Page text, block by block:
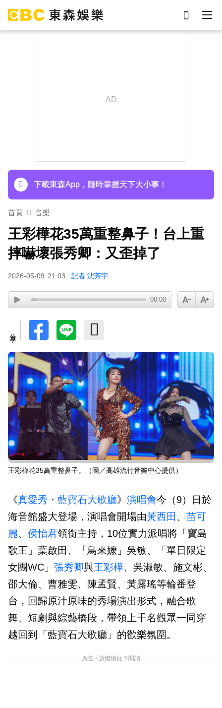
下載東森App，隨時掌握天下大小事！
首頁 音樂
王彩樺花35萬重整鼻子！台上重
摔嚇壞張秀卿：又歪掉了
2026-05-09 21:03 記者 沈芳宇
00:00
王彩樺花35萬重整鼻子。（圖／高雄流行音樂中心提供）
《真愛秀・藍寶石大歌廳》 演唱會今（9）日於
海音館盛大登場，演唱會開場由黃西田 、 苗可
麗、 侯怡君領銜主持，10位實力派唱將「寶島
歌王」葉啟田、「鳥來嬤」吳敏、「單日限定
女團WC」 張秀卿與王彩樺、吳淑敏、施文彬、
邵大倫、曹雅雯、陳孟賢、黃露瑤等輪番登
台，回歸原汁原味的秀場演出形式，融合歌
舞、短劇與綜藝橋段，帶領上千名觀眾一同穿
越回到「藍寶石大歌廳」的歡樂氛圍。
廣告 - 請繼續往下閱讀